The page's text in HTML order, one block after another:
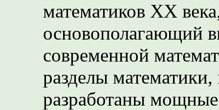
математиков XX
основополагающий
современной
разделы
разработаны